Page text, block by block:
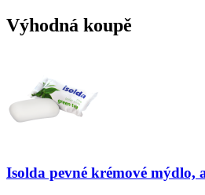
Výhodná koupě
Isolda pevné krémové mýdlo,